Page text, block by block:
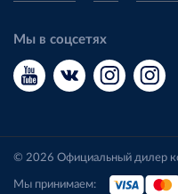
Мы в соцсетях
© 2026 Официальный дилер
Мы принимаем: